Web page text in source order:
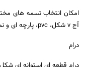
امکان انتخاب تسمه های
آج v شکل، pvc، پارچه ای و نمدی، فلزی، pvg و... امکان پذیر می باشد.
درام